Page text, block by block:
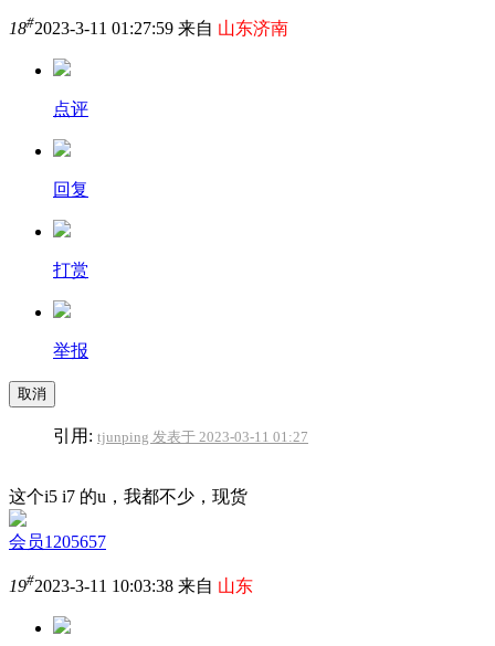
18#2023-3-11 01:27:59 来自 山东济南
点评
回复
打赏
举报
取消
引用: tjunping 发表于 2023-03-11 01:27
这个i5 i7 的u，我都不少，现货
会员1205657
19#2023-3-11 10:03:38 来自 山东